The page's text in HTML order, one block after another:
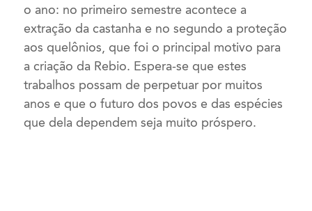
o ano: no primeiro semestre acontece a
extração da castanha e no segundo a proteção
aos quelônios, que foi o principal motivo para
a criação da Rebio. Espera-se que estes
trabalhos possam de perpetuar por muitos
anos e que o futuro dos povos e das espécies
que dela dependem seja muito próspero.